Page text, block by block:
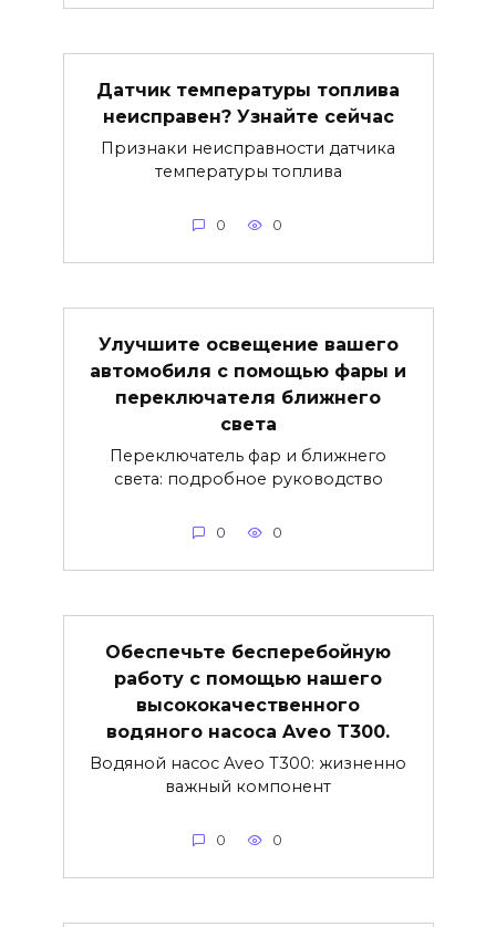
Датчик температуры топлива
неисправен? Узнайте сейчас
Признаки неисправности датчика
температуры топлива
0 0
Улучшите освещение вашего
автомобиля с помощью фары и
переключателя ближнего
света
Переключатель фар и ближнего
света: подробное руководство
0 0
Обеспечьте бесперебойную
работу с помощью нашего
высококачественного
водяного насоса Aveo T300.
Водяной насос Aveo T300: жизненно
важный компонент
0 0